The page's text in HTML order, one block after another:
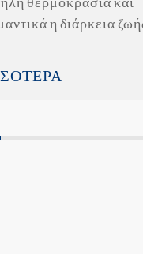
θερμοκρασία και
η διάρκεια